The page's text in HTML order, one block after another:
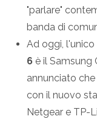
"parlare"
banda di
Ad oggi,
6 è il Samsung
annunciato
con il nuovo
Netgear e TP-